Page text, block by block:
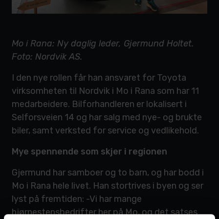
Mo i Rana: Ny daglig leder, Gjermund Holtet.
Foto: Nordvik AS.
I den nye rollen får han ansvaret for Toyota
virksomheten til Nordvik i Mo i Rana som har 11
medarbeidere. Bilforhandleren er lokalisert i
Selforsveien 14 og har salg med nye- og brukte
biler, samt verksted for service og vedlikehold.
Mye spennende som skjer i regionen
Gjermund har samboer og to barn, og har bodd i
Mo i Rana hele livet. Han stortrives i byen og ser
lyst på fremtiden: -Vi har mange
hjørnestensbedrifter her på Mo, og det satses